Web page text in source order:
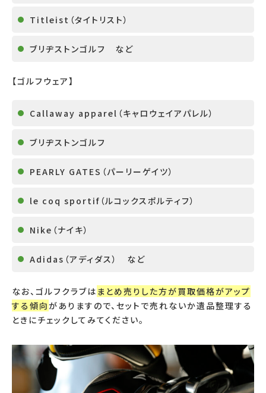
Titleist （タイトリスト）
ブリヂストンゴルフ など
【ゴルフウェア】
Callaway apparel （キャロウェイアパレル）
ブリヂストンゴルフ
PEARLY GATES （パーリーゲイツ）
le coq sportif （ルコックスポルティフ）
Nike （ナイキ）
Adidas （アディダス） など
なお、ゴルフクラブは まとめ売りした方が買取価格がアップ
する傾向がありますので、セットで売れないか遺品整理する
ときにチェックしてみてください。